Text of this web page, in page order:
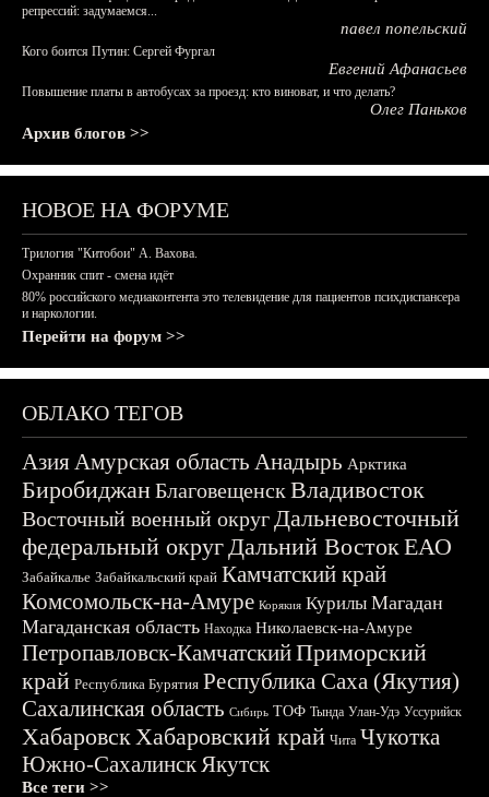
репрессий: задумаемся...
павел попельский
Кого боится Путин: Сергей Фургал
Евгений Афанасьев
Повышение платы в автобусах за проезд: кто виноват, и что делать?
Олег Паньков
Архив блогов >>
НОВОЕ НА ФОРУМЕ
Трилогия "Китобои" А. Вахова.
Охранник спит - смена идёт
80% российского медиаконтента это телевидение для пациентов психдиспансера
и наркологии.
Перейти на форум >>
ОБЛАКО ТЕГОВ
АзияАмурская область Анадырь Арктика
БиробиджанБлаговещенскВладивосток
Восточный военный округДальневосточный
федеральный округДальний ВостокЕАО
Забайкалье Забайкальский край Камчатский край
Комсомольск-на-Амуре Корякия Курилы Магадан
Магаданская область Находка Николаевск-на-Амуре
Петропавловск-КамчатскийПриморский
край Республика Бурятия Республика Саха (Якутия)
Сахалинская область Сибирь ТОФ Тында Улан-Удэ Уссурийск
ХабаровскХабаровский край Чита Чукотка
Южно-СахалинскЯкутск
Все теги >>